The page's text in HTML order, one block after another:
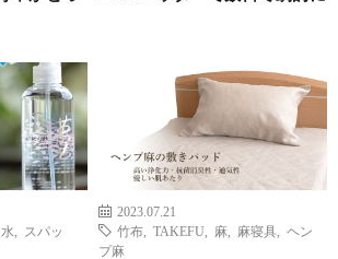
スパッ
2023.07.21
竹布
TAKEFU 麻 麻寝具
ヘン
プ麻